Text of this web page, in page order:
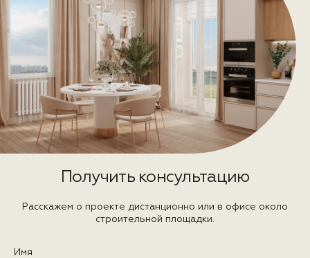
Получить консультацию
Расскажем о проекте дистанционно или в офисе около
строительной площадки.
Имя